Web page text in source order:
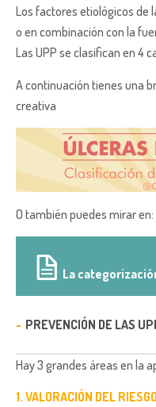
Los factores etiológicos de
o en combinación con la
Las UPP se clasifican en 4
A continuación tienes una
creativa
O también puedes mirar en:
La
PREVENCIÓN DE LAS
Hay 3 grandes áreas en la
1. VALORACIÓN DEL